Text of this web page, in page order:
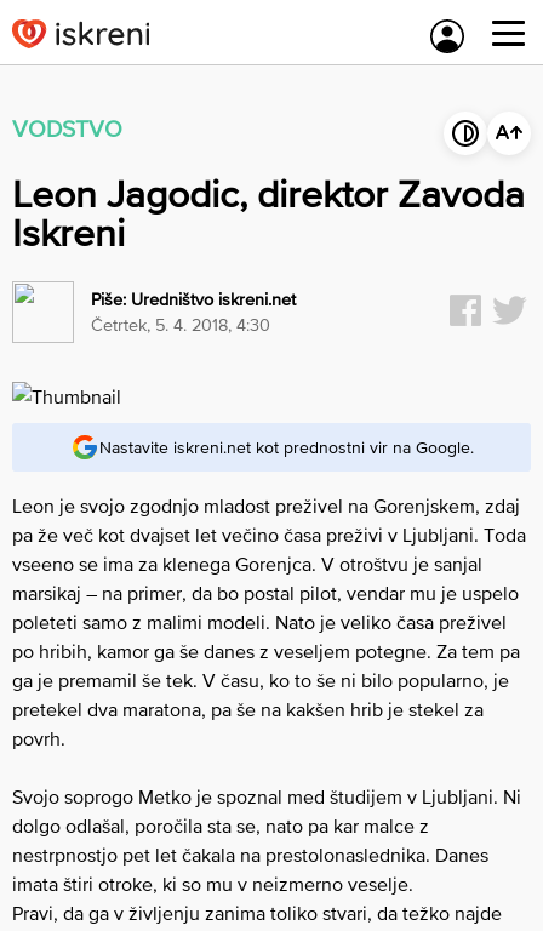
to
content
VODSTVO
Leon Jagodic, direktor Zavoda
Iskreni
Piše: Uredništvo iskreni.net
četrtek, 5. 4. 2018, 4:30
Nastavite iskreni.net kot prednostni vir na Google.
Leon je svojo zgodnjo mladost preživel na Gorenjskem, zdaj
pa že več kot dvajset let večino časa preživi v Ljubljani. Toda
vseeno se ima za klenega Gorenjca. V otroštvu je sanjal
marsikaj – na primer, da bo postal pilot, vendar mu je uspelo
poleteti samo z malimi modeli. Nato je veliko časa preživel
po hribih, kamor ga še danes z veseljem potegne. Za tem pa
ga je premamil še tek. V času, ko to še ni bilo popularno, je
pretekel dva maratona, pa še na kakšen hrib je stekel za
povrh.
Svojo soprogo Metko je spoznal med študijem v Ljubljani. Ni
dolgo odlašal, poročila sta se, nato pa kar malce z
nestrpnostjo pet let čakala na prestolonaslednika. Danes
imata štiri otroke, ki so mu v neizmerno veselje.
Pravi, da ga v življenju zanima toliko stvari, da težko najde